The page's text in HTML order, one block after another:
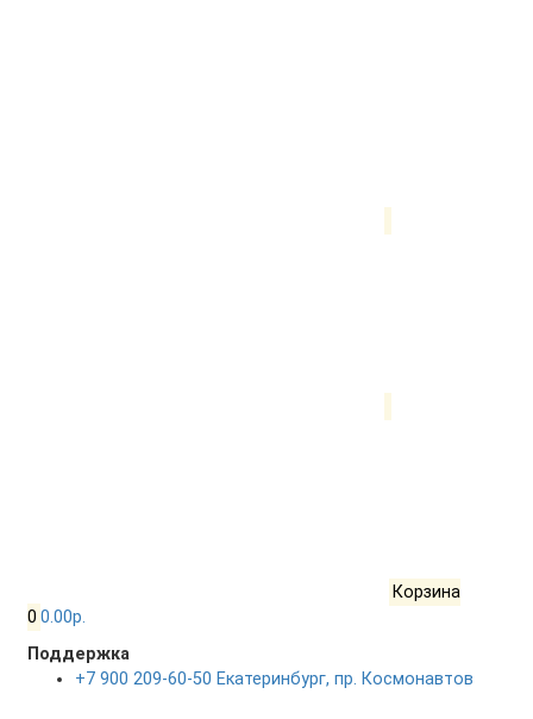
Корзина
0 0.00р.
Поддержка
+7 900 209-60-50 Екатеринбург, пр. Космонавтов